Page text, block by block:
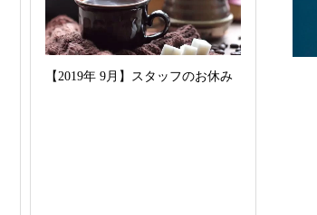
【2019年 9月】スタッフのお休み